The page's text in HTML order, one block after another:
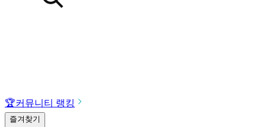
음식 · 영양제 리뷰를 찾아보세요
🏆커뮤니티 랭킹
즐겨찾기